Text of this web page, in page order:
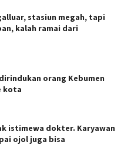
stasiun megah, tapi
kalah ramai dari
orang Kebumen
kota
istimewa dokter. Karyawan
ojol juga bisa